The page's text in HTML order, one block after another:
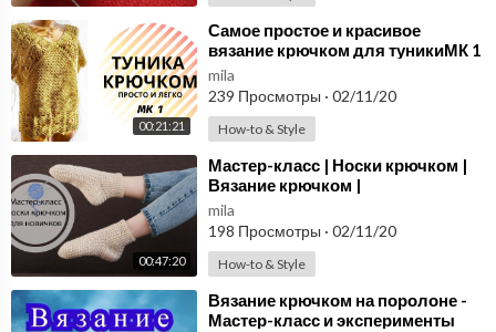
00:21:21
⁣Самое простое и красивое
вязание крючком для туникиМК 1
mila
239 Просмотры · 02/11/20
How-to & Style
00:47:20
⁣Мастер-класс | Носки крючком |
Вязание крючком |
mila
198 Просмотры · 02/11/20
How-to & Style
⁣Вязание крючком на поролоне -
Мастер-класс и эксперименты